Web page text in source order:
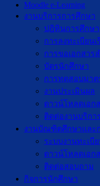
Moodle e-Learning
งานบริการการศึกษา
ปฎิทินการศึกษา
การลงทะเบียนเ
การขอเอกสาร
บัตรนักศึกษา
การทดสอบมา
งานประเมินผล
ดาวน์โหลดเอก
ติดต่องานบริกา
งานบัณฑิตศึกษาเเละ
ระบบงานทะเบี
ดาวน์โหลดเอ
ติดต่อสอบถาม
กิจการนักศึกษา